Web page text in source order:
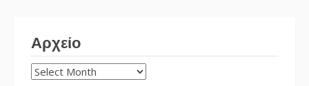
Αρχείο
Αρχείο